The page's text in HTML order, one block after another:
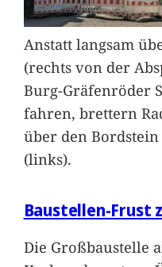
Anstatt langsam
(rechts von der
Burg-Gräfenröder
fahren, brettern
über den
(links).
Baustellen-Frust
Die Großbaustelle